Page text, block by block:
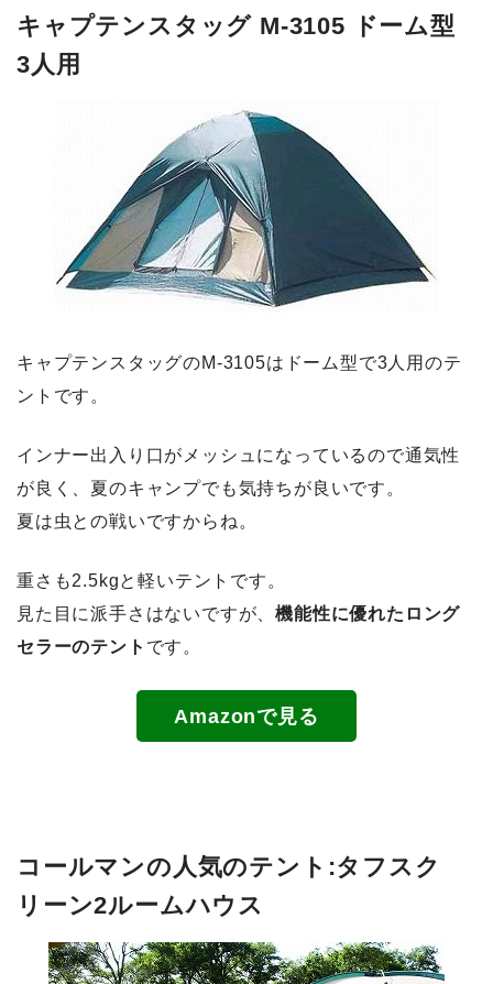
キャプテンスタッグ M-3105 ドーム型
3人用
キャプテンスタッグのM-3105はドーム型で3人用のテ
ントです。
インナー出入り口がメッシュになっているので通気性
が良く、夏のキャンプでも気持ちが良いです。
夏は虫との戦いですからね。
重さも2.5kgと軽いテントです。
見た目に派手さはないですが、機能性に優れたロング
セラーのテント です。
Amazonで見る
コールマンの人気のテント:タフスク
リーン2ルームハウス